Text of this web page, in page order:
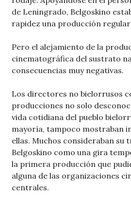
de Leningrado, Belgoskino
rapidez una producción
Pero el alejamiento de la
cinematográfica del sustrato
consecuencias muy negativas.
Los directores no bielorrusos
producciones no solo
vida cotidiana del pueblo
mayoría, tampoco mostraban
ellas. Muchos consideraban su
Belgoskino como una gira
la primera producción que
alguna de las organizaciones
centrales.